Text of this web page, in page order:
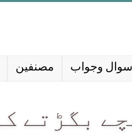
مصنفین سوال وجواب
بگڑتے